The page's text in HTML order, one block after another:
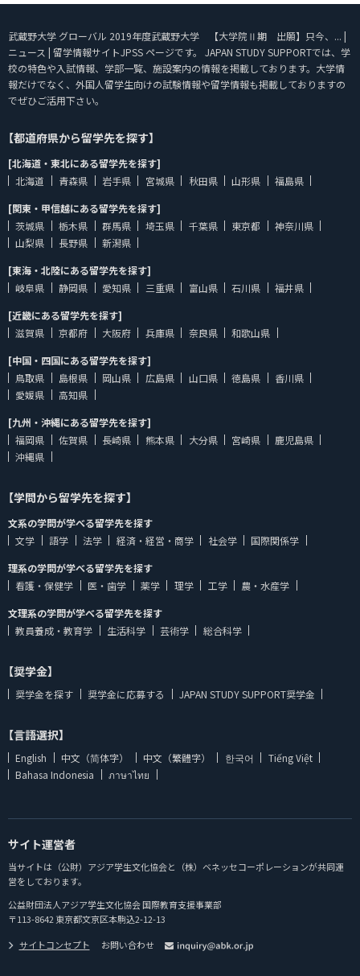
武蔵野大学 グローバル 2019年度武蔵野大学 【大学院Ⅱ期 出願】只今、... |
ニュース | 留学情報サイトJPSS ページです。 JAPAN STUDY SUPPORTでは、学
校の特色や入試情報、学部一覧、施設案内の情報を掲載しております。大学情
報だけでなく、外国人留学生向けの試験情報や留学情報も掲載しておりますの
でぜひご活用下さい。
【都道府県から留学先を探す】
[北海道・東北にある留学先を探す]
北海道
青森県 岩手県 宮城県 秋田県 山形県
福島県
[関東・甲信越にある留学先を探す]
茨城県
栃木県 群馬県 埼玉県 千葉県 東京都
神奈川県
山梨県
長野県
新潟県
[東海・北陸にある留学先を探す]
岐阜県
静岡県 愛知県 三重県 富山県 石川県
福井県
[近畿にある留学先を探す]
滋賀県
京都府 大阪府 兵庫県 奈良県
和歌山県
[中国・四国にある留学先を探す]
鳥取県
島根県 岡山県 広島県 山口県 徳島県
香川県
愛媛県
高知県
[九州・沖縄にある留学先を探す]
福岡県
佐賀県 長崎県 熊本県 大分県 宮崎県
鹿児島県
沖縄県
【学問から留学先を探す】
文系の学問が学べる留学先を探す
文学
語学 法学 経済・経営・商学 社会学
国際関係学
理系の学問が学べる留学先を探す
看護・保健学
医・歯学 薬学 理学 工学
農・水産学
文理系の学問が学べる留学先を探す
教員養成・教育学
生活科学 芸術学 総合科学
【奨学金】
奨学金を探す 奨学金に応募する JAPAN STUDY SUPPORT奨学金
【言語選択】
English 中文（简体字） 中文（繁體字） 한국어
Tiếng Việt
Bahasa Indonesia
ภาษาไทย
サイト運営者
当サイトは（公財）アジア学生文化協会と（株）ベネッセコーポレーションが共同運
営をしております。
公益財団法人アジア学生文化協会 国際教育支援事業部
〒113-8642 東京都文京区本駒込2-12-13
サイトコンセプト
お問い合わせ